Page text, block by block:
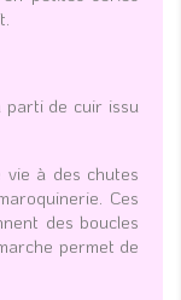
parti de cuir issu
vie à des chutes
Ces
des boucles
permet de